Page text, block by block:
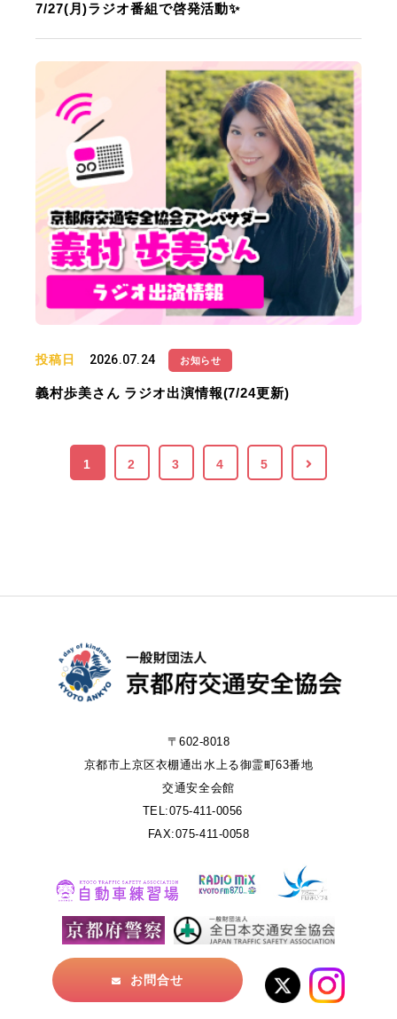
7/27(月)ラジオ番組で啓発活動✨
投稿日 2026.07.24 お知らせ
義村歩美さん ラジオ出演情報(7/24更新)
1 2 3 4 5
〒602-8018
京都市上京区衣棚通出水上る御霊町63番地
交通安全会館
TEL:075-411-0056
FAX:075-411-0058
お問合せ